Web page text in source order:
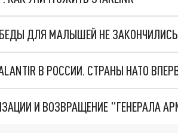
ДЛЯ МАЛЫШЕЙ НЕ ЗАКОНЧИЛИСЬ